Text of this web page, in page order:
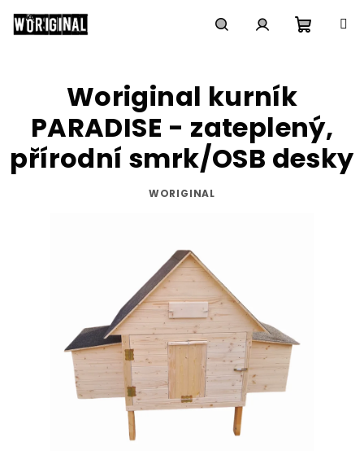
na
obsah
Woriginal kurník
PARADISE - zateplený,
přírodní smrk/OSB desky
WORIGINAL